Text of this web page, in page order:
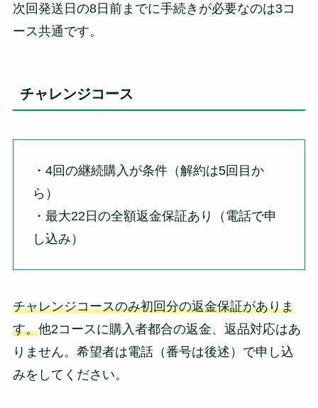
次回発送日の8日前までに手続きが必要なのは3コ
ース共通です。
チャレンジコース
・4回の継続購入が条件（解約は5回目か
ら）
・最大22日の全額返金保証あり（電話で申
し込み）
チャレンジコースのみ初回分の返金保証がありま
す。他2コースに購入者都合の返金、返品対応はあ
りません。希望者は電話（番号は後述）で申し込
みをしてください。